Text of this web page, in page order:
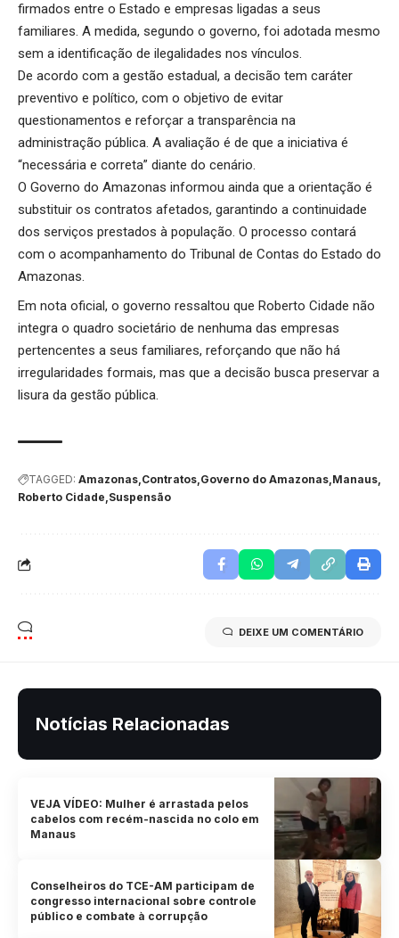
firmados entre o Estado e empresas ligadas a seus
familiares. A medida, segundo o governo, foi adotada mesmo
sem a identificação de ilegalidades nos vínculos.
De acordo com a gestão estadual, a decisão tem caráter
preventivo e político, com o objetivo de evitar
questionamentos e reforçar a transparência na
administração pública. A avaliação é de que a iniciativa é
“necessária e correta” diante do cenário.
O Governo do Amazonas informou ainda que a orientação é
substituir os contratos afetados, garantindo a continuidade
dos serviços prestados à população. O processo contará
com o acompanhamento do Tribunal de Contas do Estado do
Amazonas.
Em nota oficial, o governo ressaltou que Roberto Cidade não
integra o quadro societário de nenhuma das empresas
pertencentes a seus familiares, reforçando que não há
irregularidades formais, mas que a decisão busca preservar a
lisura da gestão pública.
TAGGED: Amazonas Contratos Governo do Amazonas Manaus
Roberto Cidade Suspensão
DEIXE UM COMENTÁRIO
Notícias Relacionadas
VEJA VÍDEO: Mulher é arrastada pelos
cabelos com recém-nascida no colo em
Manaus
Conselheiros do TCE-AM participam de
congresso internacional sobre controle
público e combate à corrupção